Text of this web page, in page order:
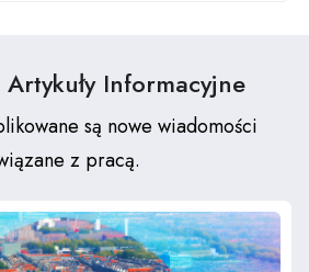
Informacyjne
są nowe wiadomości
z pracą.